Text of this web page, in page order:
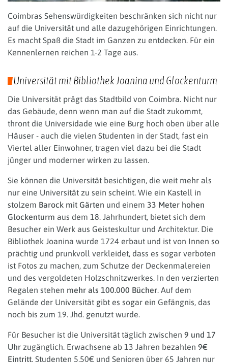
Coimbras Sehenswürdigkeiten beschränken sich nicht nur
auf die Universität und alle dazugehörigen Einrichtungen.
Es macht Spaß die Stadt im Ganzen zu entdecken. Für ein
Kennenlernen reichen 1-2 Tage aus.
Universität mit Bibliothek Joanina und Glockenturm
Die Universität prägt das Stadtbild von Coimbra. Nicht nur
das Gebäude, denn wenn man auf die Stadt zukommt,
thront die Universidade wie eine Burg hoch oben über alle
Häuser - auch die vielen Studenten in der Stadt, fast ein
Viertel aller Einwohner, tragen viel dazu bei die Stadt
jünger und moderner wirken zu lassen.
Sie können die Universität besichtigen, die weit mehr als
nur eine Universität zu sein scheint. Wie ein Kastell in
stolzem Barock mit Gärten und einem 33 Meter hohen
Glockenturm aus dem 18. Jahrhundert, bietet sich dem
Besucher ein Werk aus Geisteskultur und Architektur. Die
Bibliothek Joanina wurde 1724 erbaut und ist von Innen so
prächtig und prunkvoll verkleidet, dass es sogar verboten
ist Fotos zu machen, zum Schutze der Deckenmalereien
und des vergoldeten Holzschnitzwerkes. In den verzierten
Regalen stehen mehr als 100.000 Bücher. Auf dem
Gelände der Universität gibt es sogar ein Gefängnis, das
noch bis zum 19. Jhd. genutzt wurde.
Für Besucher ist die Universität täglich zwischen 9 und 17
Uhr zugänglich. Erwachsene ab 13 Jahren bezahlen 9€
Eintritt, Studenten 5,50€ und Senioren über 65 Jahren nur